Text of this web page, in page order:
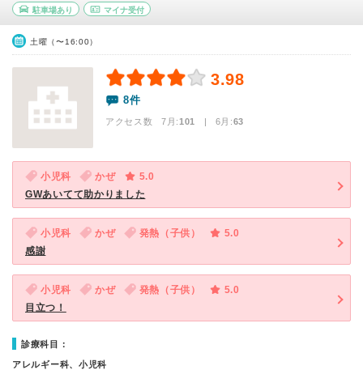
駐車場あり マイナ受付
土曜（〜16:00）
3.98
8件
アクセス数 7月:101 | 6月:63
小児科 かぜ
5.0
GWあいてて助かりました
小児科 かぜ 発熱（子供）
5.0
感謝
小児科 かぜ 発熱（子供）
5.0
目立つ！
診療科目：
アレルギー科、小児科